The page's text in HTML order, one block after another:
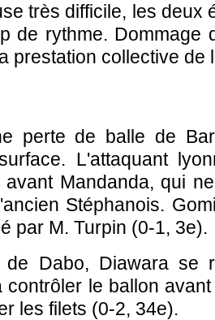
très difficile, les deux
de rythme. Dommage
prestation collective de
perte de balle de
L'attaquant
Mandanda, qui
Stéphanois.
par M. Turpin (0-1, 3e).
Dabo, Diawara se
contrôler le ballon
les filets (0-2, 34e).